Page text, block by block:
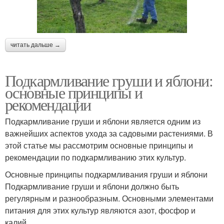
читать дальше →
Подкармливание груши и яблони:
основные принципы и
рекомендации
Подкармливание груши и яблони является одним из
важнейших аспектов ухода за садовыми растениями. В
этой статье мы рассмотрим основные принципы и
рекомендации по подкармливанию этих культур.
Основные принципы подкармливания груши и яблони
Подкармливание груши и яблони должно быть
регулярным и разнообразным. Основными элементами
питания для этих культур являются азот, фосфор и